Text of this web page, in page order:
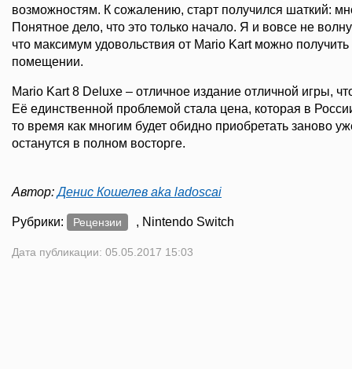
возможностям. К сожалению, старт получился шаткий:
Понятное дело, что это только начало. Я и вовсе не
что максимум удовольствия от Mario Kart можно
помещении.
Mario Kart 8 Deluxe – отличное издание отличной игры,
Её единственной проблемой стала цена, которая в
то время как многим будет обидно приобретать заново
останутся в полном восторге.
Автор:Денис Кошелев aka ladoscai
Рубрики: Рецензии , Nintendo Switch
Дата публикации: 05.05.2017 15:03